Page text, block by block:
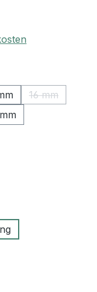
niet beschikbaar.)
16 mm
(Deze optie